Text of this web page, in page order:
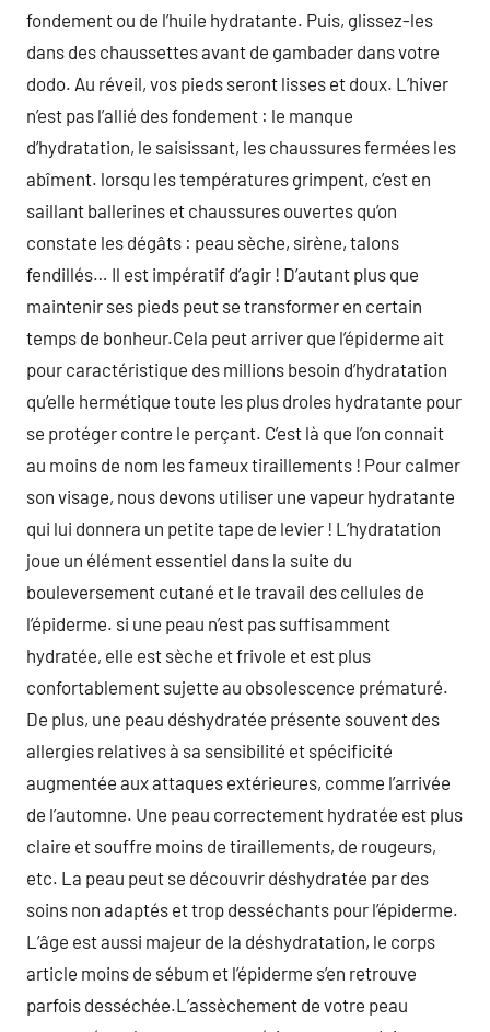
fondement ou de l’huile hydratante. Puis, glissez-les
dans des chaussettes avant de gambader dans votre
dodo. Au réveil, vos pieds seront lisses et doux. L’hiver
n’est pas l’allié des fondement : le manque
d’hydratation, le saisissant, les chaussures fermées les
abîment. lorsqu les températures grimpent, c’est en
saillant ballerines et chaussures ouvertes qu’on
constate les dégâts : peau sèche, sirène, talons
fendillés… Il est impératif d’agir ! D’autant plus que
maintenir ses pieds peut se transformer en certain
temps de bonheur.Cela peut arriver que l’épiderme ait
pour caractéristique des millions besoin d’hydratation
qu’elle hermétique toute les plus droles hydratante pour
se protéger contre le perçant. C’est là que l’on connait
au moins de nom les fameux tiraillements ! Pour calmer
son visage, nous devons utiliser une vapeur hydratante
qui lui donnera un petite tape de levier ! L’hydratation
joue un élément essentiel dans la suite du
bouleversement cutané et le travail des cellules de
l’épiderme. si une peau n’est pas suffisamment
hydratée, elle est sèche et frivole et est plus
confortablement sujette au obsolescence prématuré.
De plus, une peau déshydratée présente souvent des
allergies relatives à sa sensibilité et spécificité
augmentée aux attaques extérieures, comme l’arrivée
de l’automne. Une peau correctement hydratée est plus
claire et souffre moins de tiraillements, de rougeurs,
etc. La peau peut se découvrir déshydratée par des
soins non adaptés et trop desséchants pour l’épiderme.
L’âge est aussi majeur de la déshydratation, le corps
article moins de sébum et l’épiderme s’en retrouve
parfois desséchée.L’assèchement de votre peau